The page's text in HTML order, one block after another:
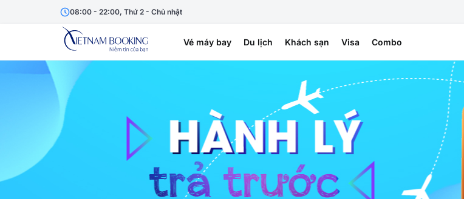
08:00 - 22:00, Thứ 2 - Chủ nhật
Vé máy bay Du lịch Khách sạn Visa Combo